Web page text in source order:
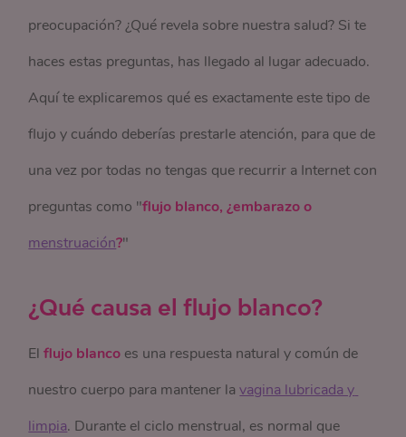
preocupación? ¿Qué revela sobre nuestra salud? Si te
haces estas preguntas, has llegado al lugar adecuado.
Aquí te explicaremos qué es exactamente este tipo de
flujo y cuándo deberías prestarle atención, para que de
una vez por todas no tengas que recurrir a Internet con
preguntas como "flujo blanco, ¿embarazo o
menstruación?"
¿Qué causa el flujo blanco?
Elflujo blanco es una respuesta natural y común de
nuestro cuerpo para mantener lavagina lubricada y
limpia. Durante el ciclo menstrual, es normal que